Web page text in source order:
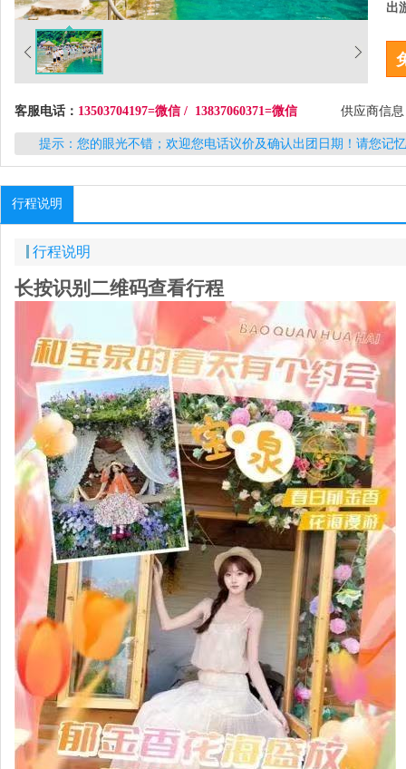
出
客服电话： 13503704197=微信 / 13837060371=微信 供应商信
提示：您的眼光不错；欢迎您电话议价及确认出团日期！请您记
行程说明
行程说明
长按识别二维码查看行程